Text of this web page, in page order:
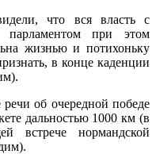
что вся власть с
парламентом при этом
жизнью и потихоньку
в конце каденции
об очередной победе
дальностью 1000 км (в
встрече нормандской